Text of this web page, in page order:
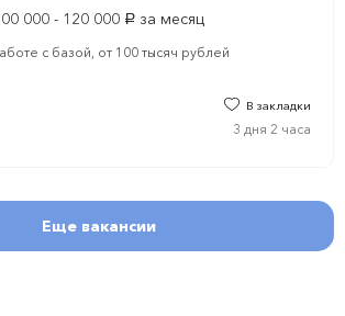
000 - 120 000 руб. за месяц
с базой, от 100 тысяч рублей
В закладки
3 дня 2 часа
Еще вакансии